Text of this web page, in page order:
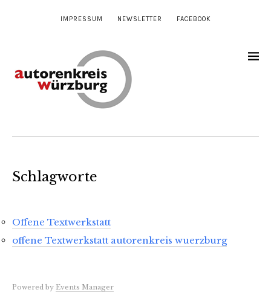
IMPRESSUM NEWSLETTER FACEBOOK
Schlagworte
Offene Textwerkstatt
offene Textwerkstatt autorenkreis wuerzburg
Powered by Events Manager